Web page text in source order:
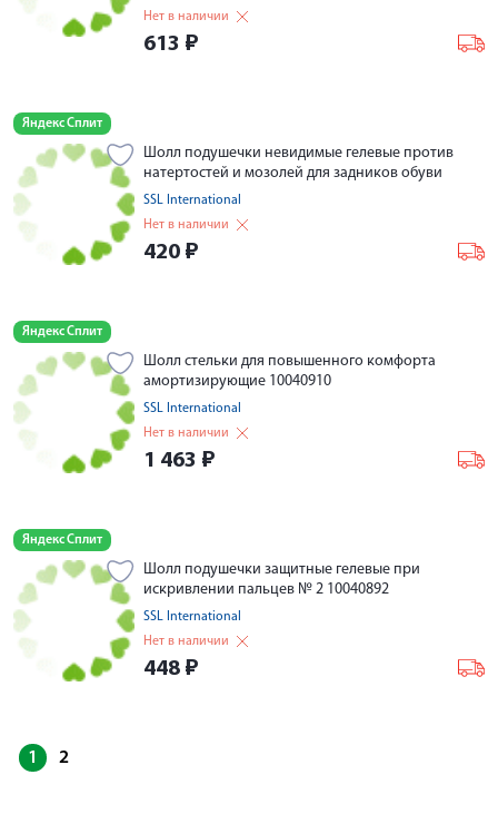
Нет в наличии
613 ₽
Яндекс Сплит
Шолл подушечки невидимые гелевые против
натертостей и мозолей для задников обуви
SSL International
Нет в наличии
420 ₽
Яндекс Сплит
Шолл стельки для повышенного комфорта
амортизирующие 10040910
SSL International
Нет в наличии
1 463 ₽
Яндекс Сплит
Шолл подушечки защитные гелевые при
искривлении пальцев № 2 10040892
SSL International
Нет в наличии
448 ₽
1 2